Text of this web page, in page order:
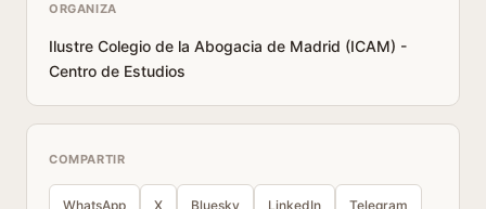
ORGANIZA
Ilustre Colegio de la Abogacia de Madrid (ICAM) -
Centro de Estudios
COMPARTIR
WhatsApp X Bluesky LinkedIn Telegram